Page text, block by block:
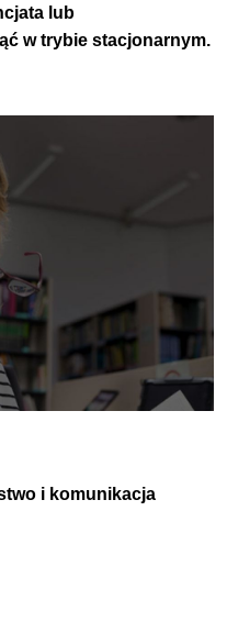
lub
w trybiestacjonarnym.
i komunikacja